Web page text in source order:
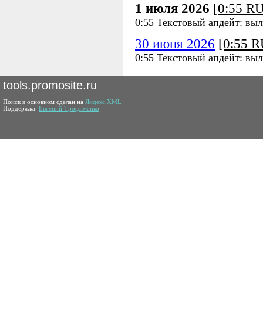
1 июля 2026 [0:55
0:55 Текстовый апдейт:
30 июня 2026 [0:55
0:55 Текстовый апдейт:
tools.promosite.ru
Поиск в основном сделан на Яндекс.XML
Поддержка: Евгений Трофименко